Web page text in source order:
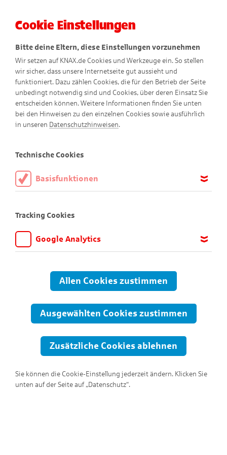
Cookie Einstellungen
Bitte deine Eltern, diese Einstellungen vorzunehmen
Wir setzen auf KNAX.de Cookies und Werkzeuge ein. So stellen
wir sicher, dass unsere Internetseite gut aussieht und
funktioniert. Dazu zählen Cookies, die für den Betrieb der Seite
unbedingt notwendig sind und Cookies, über deren Einsatz Sie
entscheiden können. Weitere Informationen finden Sie unten
bei den Hinweisen zu den einzelnen Cookies sowie ausführlich
in unseren Datenschutzhinweisen.
Technische Cookies
Basisfunktionen
aktiviert sein.
Tracking Cookies
Google Analytics
anpassen und verbessern können. Aus diesem Grund nutzen wir
Google Analytics. Dieses Werkzeug erfasst die Seitenaufrufe zu
Übertragung anonymisiert.
Allen Cookies zustimmen
Ausgewählten Cookies zustimmen
Zusätzliche Cookies ablehnen
Sie können die Cookie-Einstellung jederzeit ändern. Klicken Sie
unten auf der Seite auf „Datenschutz“.